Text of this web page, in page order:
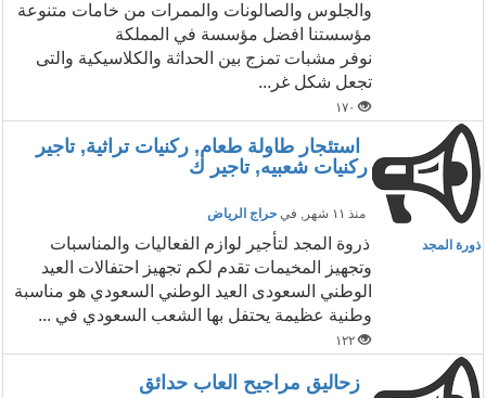
والجلوس والصالونات والممرات من خامات متنوعة
مؤسستنا افضل مؤسسة في المملكة
نوفر مشبات تمزج بين الحداثة والكلاسيكية والتى
تجعل شكل غر...
١٧٠
استئجار طاولة طعام, ركنيات تراثية, تاجير
ركنيات شعبيه, تاجير ك
منذ ١١ شهر , في حراج الرياض
ذورة المجد
ذروة المجد لتأجير لوازم الفعاليات والمناسبات
وتجهيز المخيمات تقدم لكم تجهيز احتفالات العيد
الوطني السعودى العيد الوطني السعودي هو مناسبة
وطنية عظيمة يحتفل بها الشعب السعودي في ...
١٢٢
زحاليق مراجيح العاب حدائق